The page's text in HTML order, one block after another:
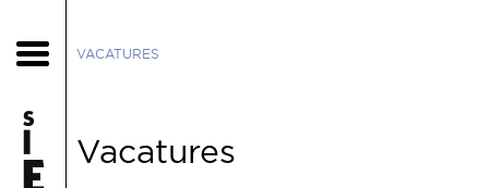
VACATURES
Vacatures